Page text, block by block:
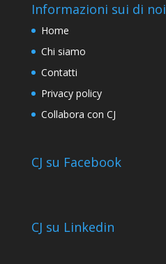
Informazioni sui di noi
Home
Chi siamo
Contatti
Privacy policy
Collabora con CJ
CJ su Facebook
CJ su Linkedin